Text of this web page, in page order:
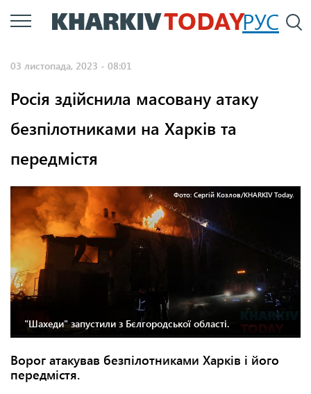
Перейти
до
РУС
03 листопада, 2023 - 08:01
Росія здійснила масовану атаку
безпілотниками на Харків та
передмістя
Фото: Сергій Козлов/KHARKIV Today.
"Шахеди" запустили з Бєлгородської області.
Ворог атакував безпілотниками Харків і його
передмістя.